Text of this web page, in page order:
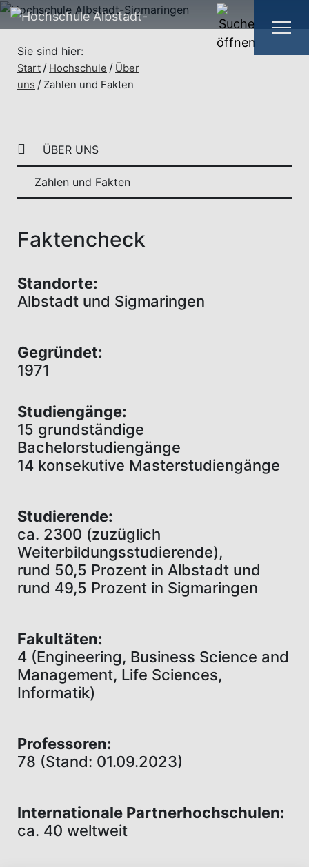
Sie sind hier:
Start Hochschule
Über
uns
Zahlen und Fakten
Faktencheck
Standorte:
Albstadt und Sigmaringen
Gegründet:
1971
Studiengänge:
15 grundständige
Bachelorstudiengänge
14 konsekutive Masterstudiengänge
Studierende:
ca. 2300 (zuzüglich
Weiterbildungsstudierende),
rund 50,5 Prozent in Albstadt und
rund 49,5 Prozent in Sigmaringen
Fakultäten:
4 (Engineering, Business Science and
Management, Life Sciences,
Informatik)
Professoren:
78 (Stand: 01.09.2023)
Internationale Partnerhochschulen:
ca. 40 weltweit
ÜBER UNS
Zahlen und Fakten